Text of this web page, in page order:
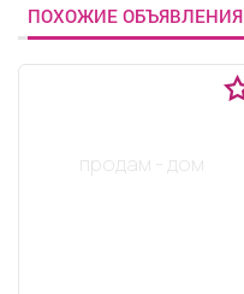
ПОХОЖИЕ ОБЪЯВЛЕНИЯ
продам - дом